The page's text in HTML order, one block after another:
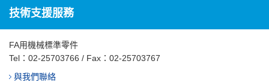
技術支援服務
FA用機械標準零件
Tel： 02-25703766 / Fax：02-25703767
與我們聯絡